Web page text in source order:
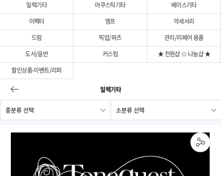
일렉기타 어쿠스틱기타
베이스기타
이펙터
엠프
악세서리
드럼
픽업/파츠
관리/리페어 용품
도서/음반
커스텀
★ 천원샵 ☆ 나눔샵 ★
할인상품-이벤트/리퍼
일렉기타